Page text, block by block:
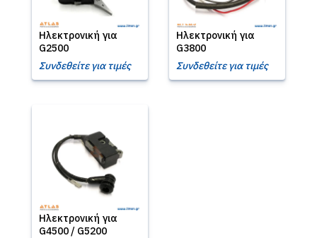
Ηλεκτρονική για
G2500
Συνδεθείτε για τιμές
Ηλεκτρονική για
G3800
Συνδεθείτε για τιμές
Ηλεκτρονική για
G4500 / G5200